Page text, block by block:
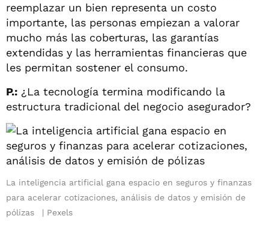
reemplazar un bien representa un costo
importante, las personas empiezan a valorar
mucho más las coberturas, las garantías
extendidas y las herramientas financieras que
les permitan sostener el consumo.
P.: ¿La tecnología termina modificando la
estructura tradicional del negocio asegurador?
La inteligencia artificial gana espacio en seguros y finanzas
para acelerar cotizaciones, análisis de datos y emisión de
pólizas
Pexels